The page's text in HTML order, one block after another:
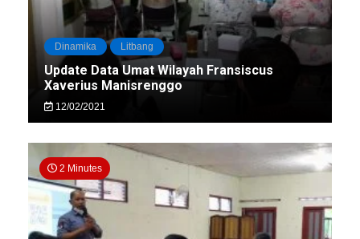
Dinamika Litbang
Update Data Umat Wilayah Fransiscus
Xaverius Manisrenggo
12/02/2021
2 Minutes